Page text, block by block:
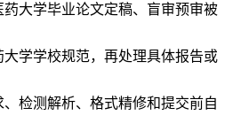
药大学毕业论文定稿、盲审预审被
大学学校规范，再处理具体报告或
检测解析、格式精修和提交前自